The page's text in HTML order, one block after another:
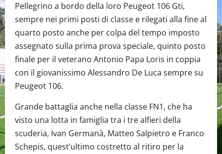
Pellegrino a bordo della loro Peugeot 106 Gti,
sempre nei primi posti di classe e rilegati alla fine al
quarto posto anche per colpa del tempo imposto
assegnato sulla prima prova speciale, quinto posto
finale per il veterano Antonio Papa Loris in coppia
con il giovanissimo Alessandro De Luca sempre su
Peugeot 106.
Grande battaglia anche nella classe FN1, che ha
visto una lotta in famiglia tra i tre alfieri della
scuderia, Ivan Germanà, Matteo Salpietro e Franco
Schepis, quest’ultimo costretto al ritiro per la